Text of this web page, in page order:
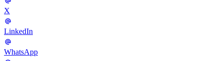
X
LinkedIn
WhatsApp